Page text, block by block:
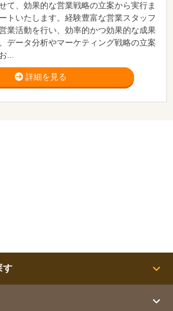
て、効果的な営業戦略の立案から実行ま
トいたします。経験豊富な営業スタッフ
業活動を行い、効率的かつ効果的な成果
データ分析やマーケティング戦略の立案
...
詳細を見る
す